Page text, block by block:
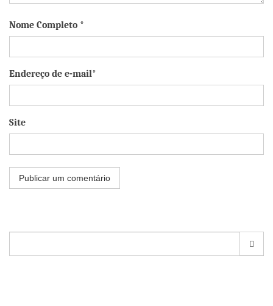
Nome Completo *
Endereço de e-mail*
Site
por: